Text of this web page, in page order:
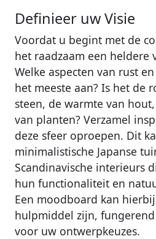
Definieer uw Visie
Voordat u begint met de
het raadzaam een heldere
Welke aspecten van rust
het meeste aan? Is het de
steen, de warmte van
van planten? Verzamel
deze sfeer oproepen. Dit
minimalistische Japanse
Scandinavische interieurs
hun functionaliteit en
Een moodboard kan
hulpmiddel zijn,
voor uw ontwerpkeuzes.